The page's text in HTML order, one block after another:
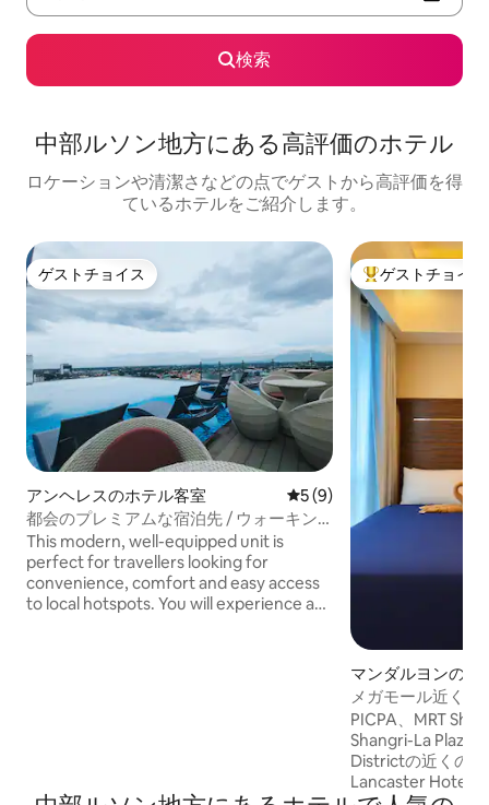
検索
中部ルソン地方にある高⁠評⁠価⁠のホ⁠テ⁠ル
ロケーションや清潔さなどの点でゲストから高評価を得
ているホテルをご紹介します。
ゲストチョイス
ゲストチョイス
アンヘレスのホテル客室 レビュー9件、5つ星中5つ
5 (9)
都会のプレミアムな宿泊先 / ウォーキン
グストリートやSMクラークまで徒歩すぐ
This modern, well-equipped unit is
perfect for travellers looking for
convenience, comfort and easy access
to local hotspots. You will experience a
experience try the Clouds Bar at the
大好評のゲスト
ゲストチョイス
マンダルヨンのホ
メガモール近く
付きスイート（無
PICPA、MRT
Shangri-La Plaza
Districtの近くの
Lancaster Hotel